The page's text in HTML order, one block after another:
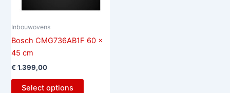
Inbouwovens
Bosch CMG736AB1F 60 x
45 cm
€ 1.399,00
Select options